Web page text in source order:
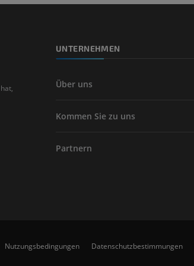
UNTERNEHMEN
Über uns
Kommen Sie zu uns
Partnern
Nutzungsbedingungen Datenschutzbestimmungen